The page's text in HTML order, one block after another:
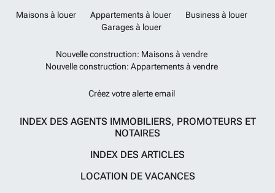
Maisons à louer Appartements à louer
Business à louer
Garages à louer
Nouvelle construction: Maisons à vendre
Nouvelle construction: Appartements à vendre
Créez votre alerte email
INDEX DES AGENTS IMMOBILIERS, PROMOTEURS ET
NOTAIRES
INDEX DES ARTICLES
LOCATION DE VACANCES